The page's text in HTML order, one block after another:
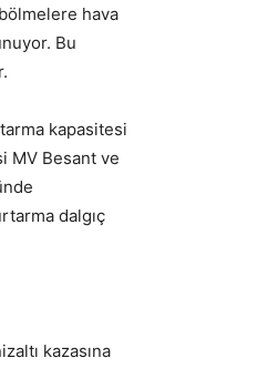
hava
Bu
kapasitesi
MV Besant ve
dalgıç
kazasına